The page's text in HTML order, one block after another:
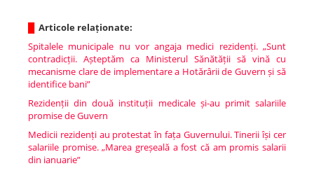
Articole relaționate:
Spitalele municipale nu vor angaja medici rezidenți. „Sunt
contradicții. Așteptăm ca Ministerul Sănătății să vină cu
mecanisme clare de implementare a Hotărârii de Guvern și să
identifice bani”
Rezidenții din două instituții medicale și-au primit salariile
promise de Guvern
Medicii rezidenți au protestat în fața Guvernului. Tinerii își cer
salariile promise. „Marea greșeală a fost că am promis salarii
din ianuarie”